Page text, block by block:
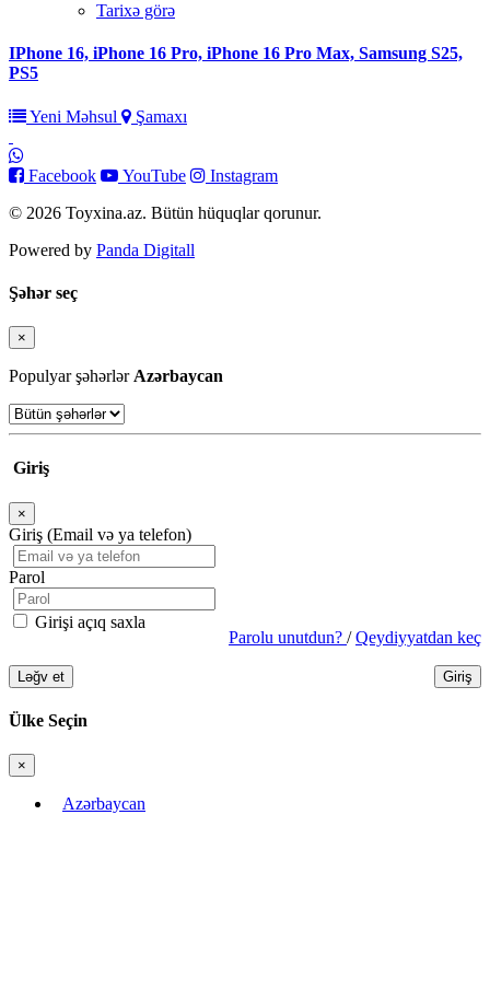
Tarixə görə
IPhone 16, iPhone 16 Pro, iPhone 16 Pro Max, Samsung S25,
PS5
Yeni Məhsul Şamaxı
Facebook YouTube
Instagram
© 2026 Toyxina.az. Bütün hüquqlar qorunur.
Powered by Panda Digitall
Şəhər seç
×
Bağla
Populyar şəhərlər Azərbaycan
Giriş
×
Bağla
Giriş (Email və ya telefon)
Parol
Girişi açıq saxla
Parolu unutdun? /Qeydiyyatdan keç
Ləğv et Giriş
Ülke Seçin
×
Bağla
Azərbaycan